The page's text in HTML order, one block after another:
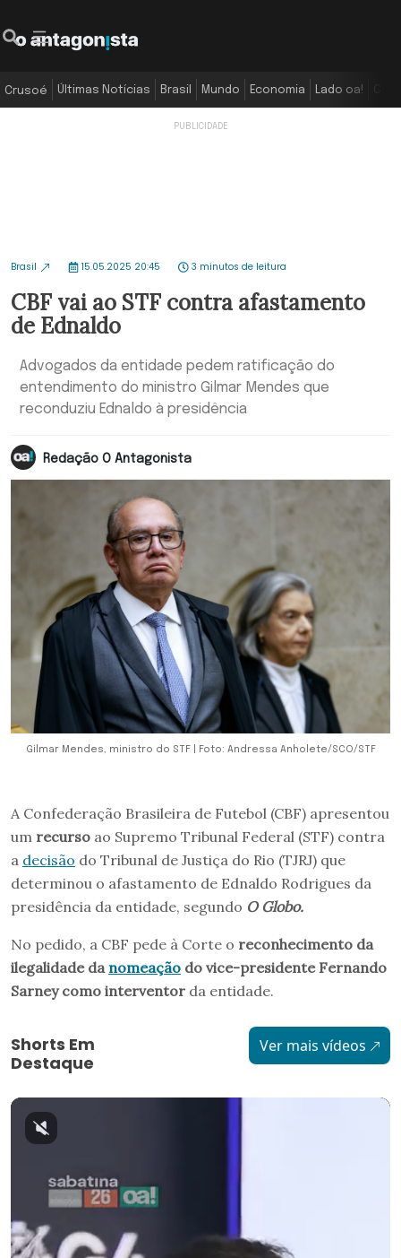
Crusoé Últimas Notícias Brasil Mundo Economia Lado oa!
Brasil 15.05.2025 20:45 3 minutos de leitura
CBF vai ao STF contra afastamento
de Ednaldo
Advogados da entidade pedem ratificação do
entendimento do ministro Gilmar Mendes que
reconduziu Ednaldo à presidência
Redação O Antagonista
Gilmar Mendes, ministro do STF | Foto: Andressa Anholete/SCO/STF
A Confederação Brasileira de Futebol (CBF) apresentou
um recurso ao Supremo Tribunal Federal (STF) contra
a decisão do Tribunal de Justiça do Rio (TJRJ) que
determinou o afastamento de Ednaldo Rodrigues da
presidência da entidade, segundo O Globo.
No pedido, a CBF pede à Corte o reconhecimento da
ilegalidade da nomeação do vice-presidente Fernando
Sarney como interventor da entidade.
Shorts Em
Destaque
Ver mais vídeos